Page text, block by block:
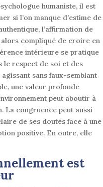
humaniste, il est
si l’on manque d’estime de
l’affirmation de
compliqué de croire en
intérieure se pratique
le respect de soi et des
sans faux-semblant
une valeur profonde
peut aboutir à
La congruence peut aussi
de ses doutes face à une
positive. En outre, elle
est